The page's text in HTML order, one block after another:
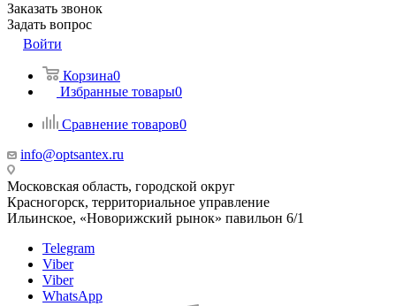
Заказать звонок
Задать вопрос
Войти
Корзина0
Избранные товары0
Сравнение товаров0
info@optsantex.ru
Московская область, городской округ
Красногорск, территориальное управление
Ильинское, «Новорижский рынок» павильон 6/1
Telegram
Viber
Viber
WhatsApp